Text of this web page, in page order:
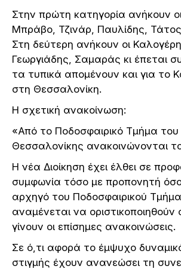
Στην πρώτη κατηγορία ανήκουν
Μπράβο, Τζινάρ, Παυλίδης,
Στη δεύτερη ανήκουν οι
Γεωργιάδης, Σαμαράς κι έπεται
τα τυπικά απομένουν και για το
στη Θεσσαλονίκη.
Η σχετική ανακοίνωση:
«Από το Ποδοσφαιρικό Τμήμα
Θεσσαλονίκης ανακοινώνονται
Η νέα Διοίκηση έχει έλθει σε
συμφωνία τόσο με προπονητή όσο
αρχηγό του Ποδοσφαιρικού
αναμένεται να οριστικοποιηθούν
γίνουν οι επίσημες ανακοινώσεις.
Σε ό,τι αφορά το έμψυχο
στιγμής έχουν ανανεώσει τη